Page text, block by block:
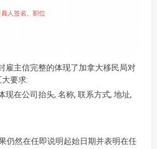
雇主信完整的体现了加拿大移民局对
要求:
现在公司抬头, 名称, 联系方式, 地址,
仍然在任即说明起始日期并表明在任